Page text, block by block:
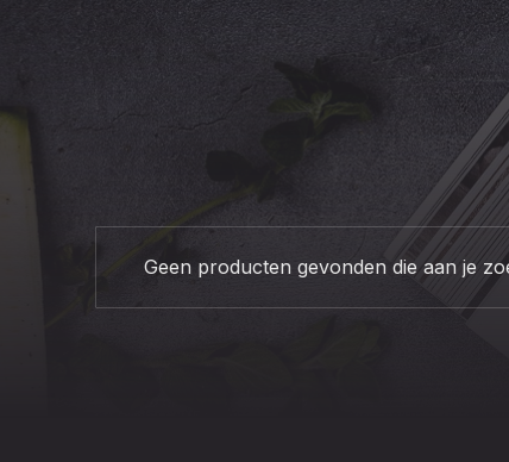
Geen producten gevonden die aan je